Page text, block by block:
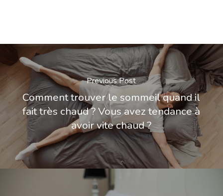
Previous Post
Comment trouver le sommeil quand il
fait très chaud ? Vous avez tendance à
avoir vite chaud ?